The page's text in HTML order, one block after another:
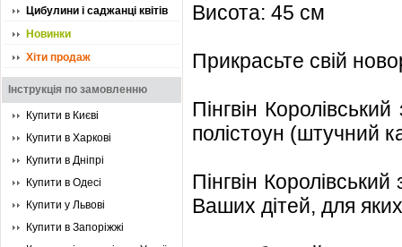
Цибулини і саджанці квітів
Новинки
Хіти продаж
Інструкція по замовленню
Купити в Києві
Купити в Харкові
Купити в Дніпрі
Купити в Одесі
Купити у Львові
Купити в Запоріжжі
Висота: 45 см
Прикрасьте свій
Пінгвін
полістоун (штучний
Пінгвін
Ваших дітей, для